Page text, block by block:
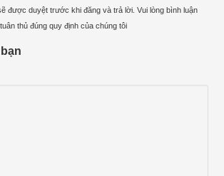
được duyệt trước khi đăng và trả lời. Vui lòng bình luận
thủ đúng quy định của chúng tôi